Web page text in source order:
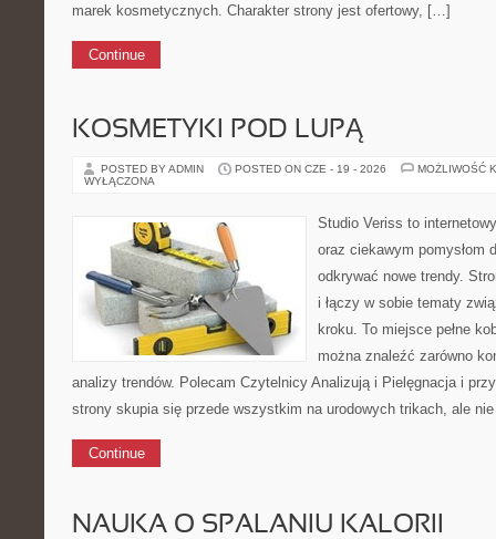
marek kosmetycznych. Charakter strony jest ofertowy, […]
Continue
KOSMETYKI POD LUPĄ
POSTED BY ADMIN POSTED ON CZE - 19 - 2026
MOŻLIWOŚĆ
WYŁĄCZONA
Studio Veriss to
oraz ciekawym pomysłom
odkrywać nowe trendy.
i łączy w sobie tematy
kroku. To miejsce pełne
można znaleźć zarówno
analizy trendów. Polecam Czytelnicy Analizują i Pielęgnacja i
strony skupia się przede wszystkim na urodowych trikach, ale
Continue
NAUKA O SPALANIU KALORII